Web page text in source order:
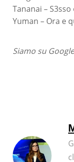
Tananai –
Yuman – Ora e
Siamo su